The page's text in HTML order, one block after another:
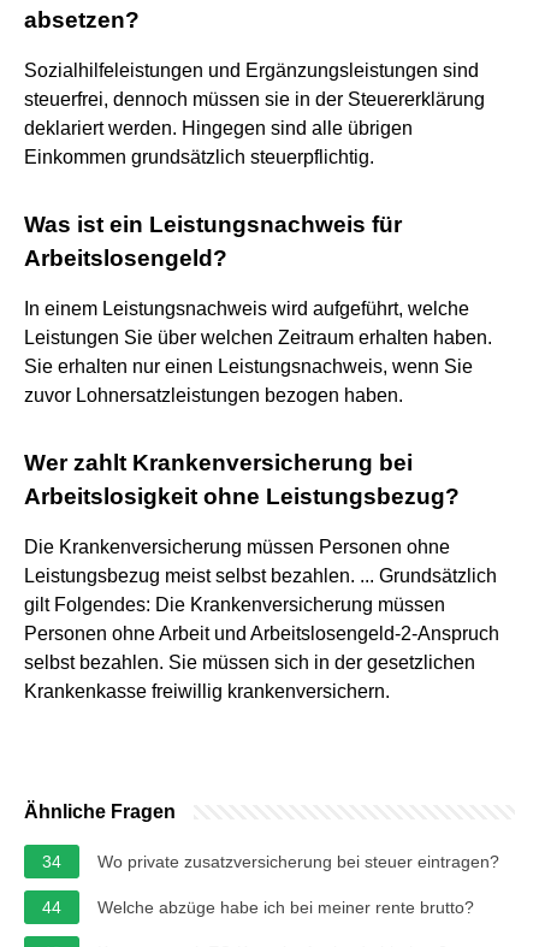
absetzen?
Sozialhilfeleistungen und Ergänzungsleistungen sind
steuerfrei, dennoch müssen sie in der Steuererklärung
deklariert werden. Hingegen sind alle übrigen
Einkommen grundsätzlich steuerpflichtig.
Was ist ein Leistungsnachweis für
Arbeitslosengeld?
In einem Leistungsnachweis wird aufgeführt, welche
Leistungen Sie über welchen Zeitraum erhalten haben.
Sie erhalten nur einen Leistungsnachweis, wenn Sie
zuvor Lohnersatzleistungen bezogen haben.
Wer zahlt Krankenversicherung bei
Arbeitslosigkeit ohne Leistungsbezug?
Die Krankenversicherung müssen Personen ohne
Leistungsbezug meist selbst bezahlen. ... Grundsätzlich
gilt Folgendes: Die Krankenversicherung müssen
Personen ohne Arbeit und Arbeitslosengeld-2-Anspruch
selbst bezahlen. Sie müssen sich in der gesetzlichen
Krankenkasse freiwillig krankenversichern.
Ähnliche Fragen
34 Wo private zusatzversicherung bei steuer eintragen?
44 Welche abzüge habe ich bei meiner rente brutto?